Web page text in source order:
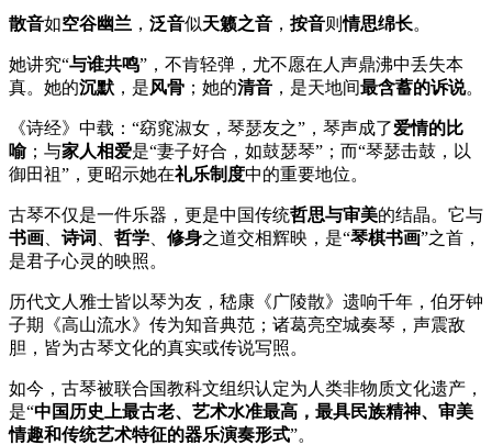
散音如空谷幽兰 ， 泛音似天籁之音 ， 按音则情思绵长。
她讲究“与谁共鸣”，不肯轻弹，尤不愿在人声鼎沸中丢失本
真。她的沉默 ，是风骨 ；她的清音 ，是天地间最含蓄的诉说。
《诗经》中载：“窈窕淑女，琴瑟友之”，琴声成了爱情的比
喻；与家人相爱是“妻子好合，如鼓瑟琴”；而“琴瑟击鼓，以
御田祖”，更昭示她在礼乐制度中的重要地位。
古琴不仅是一件乐器，更是中国传统哲思与审美的结晶。它与
书画
诗词 哲学 修身之道交相辉映，是“琴棋书画”之首，
是君子心灵的映照。
历代文人雅士皆以琴为友，嵇康《广陵散》遗响千年，伯牙钟
子期《高山流水》传为知音典范；诸葛亮空城奏琴，声震敌
胆，皆为古琴文化的真实或传说写照。
如今，古琴被联合国教科文组织认定为人类非物质文化遗产，
是“中国历史上最古老、艺术水准最高，最具民族精神、审美
情趣和传统艺术特征的器乐演奏形式”。